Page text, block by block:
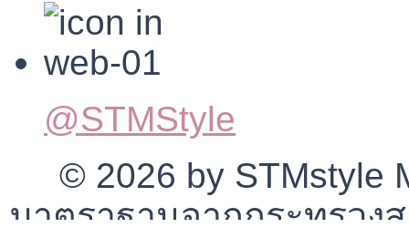
@STMStyle
© 2026 by STMstyle
มาตราฐานจากกระทรวง